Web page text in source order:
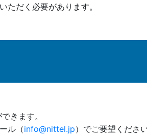
ただく必要があります。
きます。
ル（info@nittel.jp）でご要望ください